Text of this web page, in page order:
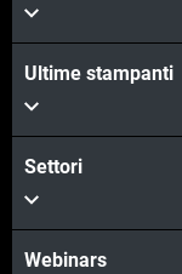
Ultime stampanti
Settori
Webinars